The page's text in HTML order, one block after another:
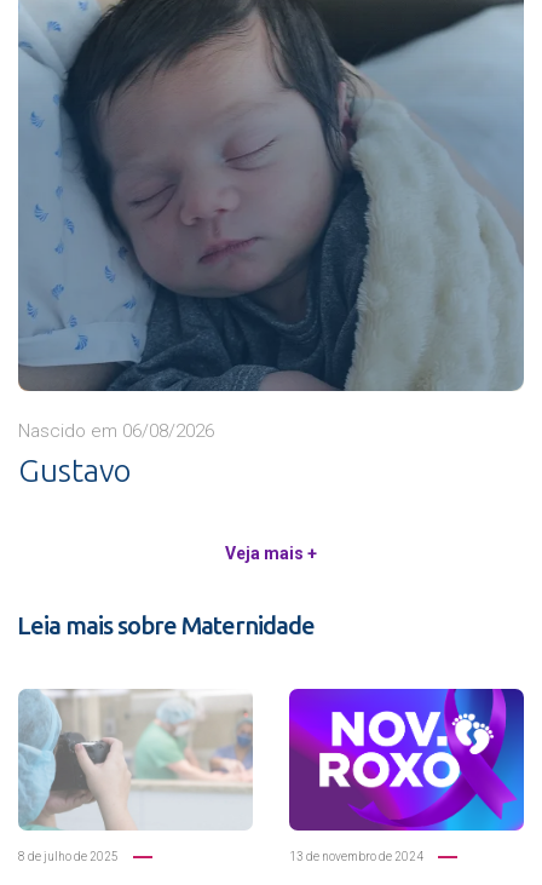
Nascido em 06/08/2026
Gustavo
Veja mais +
Leia mais sobre Maternidade
8 de julho de 2025 13 de novembro de 2024